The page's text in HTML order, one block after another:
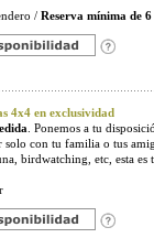
/ Reserva mínima de 6
4x4 en exclusividad
. Ponemos a tu
solo con tu familia o tus
birdwatching, etc, esta es